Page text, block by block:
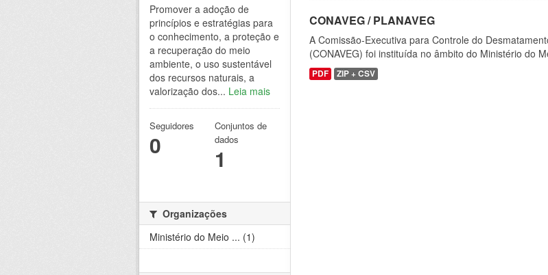
CONAVEG / PLANAVEG
A Comissão-Executiva para Controle do
(CONAVEG) foi instituída no âmbito do Ministério do
PDF ZIP + CSV
Promover a adoção de
princípios e estratégias para
o conhecimento, a proteção e
a recuperação do meio
ambiente, o uso sustentável
dos recursos naturais, a
valorização dos... Leia mais
Seguidores
0
Conjuntos de
dados
1
Organizações
Ministério do Meio ... (1)